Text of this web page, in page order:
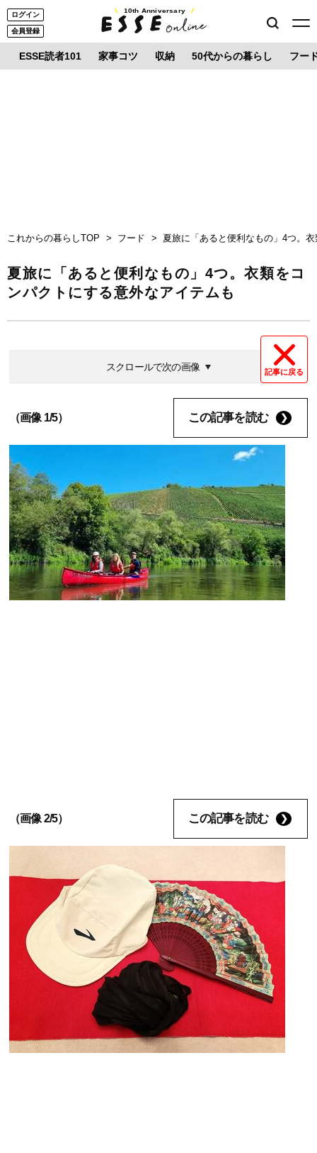
ログイン
会員登録
10th Anniversary
ESSE読者101 家事コツ 収納 50代からの暮らし フー
これからの暮らしTOP フード 夏旅に「あると便利なもの」4つ。
夏旅に「あると便利なもの」4つ。衣類をコ
ンパクトにする意外なアイテムも
記事に戻る
スクロールで次の画像
（画像 1/5） この記事を読む
（画像 2/5） この記事を読む